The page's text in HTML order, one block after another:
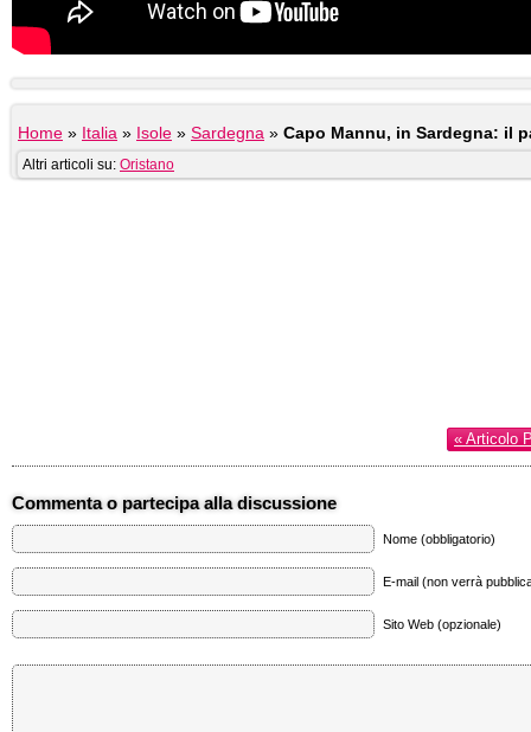
Home » Italia » Isole » Sardegna » Capo Mannu, in Sardegna: il
Altri articoli su: Oristano
« Articolo
Commenta o partecipa alla discussione
Nome (obbligatorio)
E-mail (non verrà
Sito Web (opzionale)